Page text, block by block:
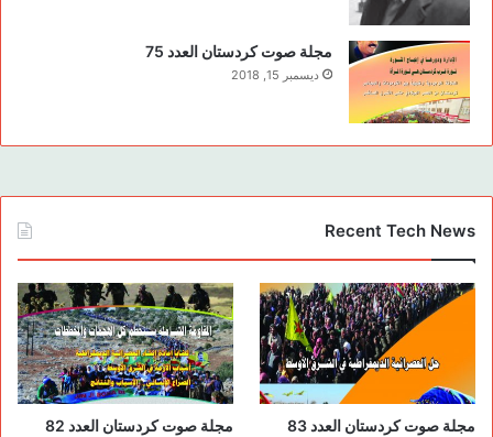
مجلة صوت كردستان العدد 75
ديسمبر 15, 2018
Recent Tech News
مجلة صوت كردستان العدد 83 مجلة صوت كردستان العدد 82